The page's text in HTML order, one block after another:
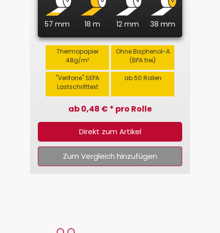
57 mm 18 m 12 mm 38 mm
Thermopapier
48g/m²
Ohne Bisphenol-A
(BPA frei)
"Verifone" SEPA
Lastschrifttext
ab 50 Rollen
ab 0,48 € * pro Rolle
Direkt zum Artikel
Zum Vergleich hinzufügen